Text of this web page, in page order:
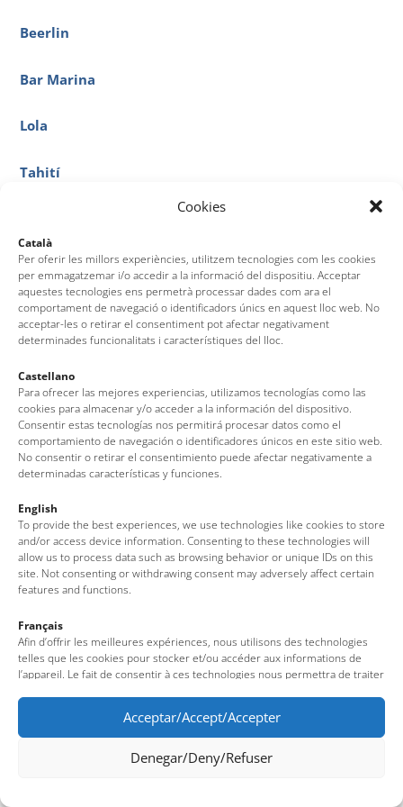
Cookies
Català
Per oferir les millors experiències, utilitzem tecnologies com les cookies
per emmagatzemar i/o accedir a la informació del dispositiu. Acceptar
aquestes tecnologies ens permetrà processar dades com ara el
comportament de navegació o identificadors únics en aquest lloc web. No
acceptar-les o retirar el consentiment pot afectar negativament
determinades funcionalitats i característiques del lloc.
Castellano
Para ofrecer las mejores experiencias, utilizamos tecnologías como las
cookies para almacenar y/o acceder a la información del dispositivo.
Consentir estas tecnologías nos permitirá procesar datos como el
comportamiento de navegación o identificadores únicos en este sitio web.
No consentir o retirar el consentimiento puede afectar negativamente a
determinadas características y funciones.
English
To provide the best experiences, we use technologies like cookies to store
and/or access device information. Consenting to these technologies will
allow us to process data such as browsing behavior or unique IDs on this
site. Not consenting or withdrawing consent may adversely affect certain
features and functions.
Français
Afin d’offrir les meilleures expériences, nous utilisons des technologies
telles que les cookies pour stocker et/ou accéder aux informations de
l’appareil. Le fait de consentir à ces technologies nous permettra de traiter
uniques sur ce site. Le fait de ne pas consentir ou de retirer son
consentement peut avoir un effet négatif sur certaines fonctionnalités et
caractéristiques du site.
Acceptar/Accept/Accepter
Denegar/Deny/Refuser
Beerlin
Bar Marina
Lola
Tahití
Sa Torre
Sa Barraca
Bottles
Vila Vella
1 2 3 4 5 6